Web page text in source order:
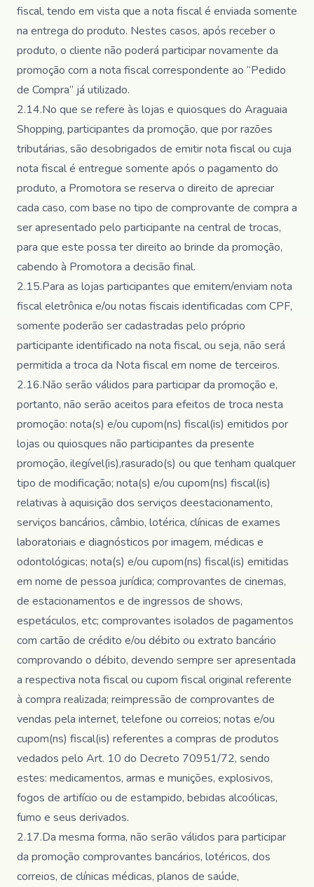
fiscal, tendo em vista que a nota fiscal é enviada somente
na entrega do produto. Nestes casos, após receber o
produto, o cliente não poderá participar novamente da
promoção com a nota fiscal correspondente ao “Pedido
de Compra” já utilizado.
2.14.No que se refere às lojas e quiosques do Araguaia
Shopping, participantes da promoção, que por razões
tributárias, são desobrigados de emitir nota fiscal ou cuja
nota fiscal é entregue somente após o pagamento do
produto, a Promotora se reserva o direito de apreciar
cada caso, com base no tipo de comprovante de compra a
ser apresentado pelo participante na central de trocas,
para que este possa ter direito ao brinde da promoção,
cabendo à Promotora a decisão final.
2.15.Para as lojas participantes que emitem/enviam nota
fiscal eletrônica e/ou notas fiscais identificadas com CPF,
somente poderão ser cadastradas pelo próprio
participante identificado na nota fiscal, ou seja, não será
permitida a troca da Nota fiscal em nome de terceiros.
2.16.Não serão válidos para participar da promoção e,
portanto, não serão aceitos para efeitos de troca nesta
promoção: nota(s) e/ou cupom(ns) fiscal(is) emitidos por
lojas ou quiosques não participantes da presente
promoção, ilegível(is),rasurado(s) ou que tenham qualquer
tipo de modificação; nota(s) e/ou cupom(ns) fiscal(is)
relativas à aquisição dos serviços deestacionamento,
serviços bancários, câmbio, lotérica, clínicas de exames
laboratoriais e diagnósticos por imagem, médicas e
odontológicas; nota(s) e/ou cupom(ns) fiscal(is) emitidas
em nome de pessoa jurídica; comprovantes de cinemas,
de estacionamentos e de ingressos de shows,
espetáculos, etc; comprovantes isolados de pagamentos
com cartão de crédito e/ou débito ou extrato bancário
comprovando o débito, devendo sempre ser apresentada
a respectiva nota fiscal ou cupom fiscal original referente
à compra realizada; reimpressão de comprovantes de
vendas pela internet, telefone ou correios; notas e/ou
cupom(ns) fiscal(is) referentes a compras de produtos
vedados pelo Art. 10 do Decreto 70951/72, sendo
estes: medicamentos, armas e munições, explosivos,
fogos de artifício ou de estampido, bebidas alcoólicas,
fumo e seus derivados.
2.17.Da mesma forma, não serão válidos para participar
da promoção comprovantes bancários, lotéricos, dos
correios, de clínicas médicas, planos de saúde,